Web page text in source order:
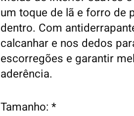
um toque de lã e forro de
dentro. Com
calcanhar e nos dedos
escorregões e garantir
aderência.
Tamanho:*